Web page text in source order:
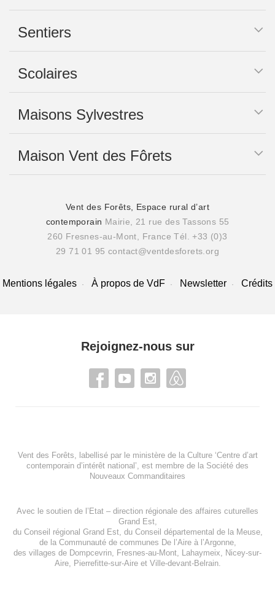
Sentiers
Scolaires
Maisons Sylvestres
Maison Vent des Fôrets
Vent des Forêts, Espace rural d’art
contemporain Mairie, 21 rue des Tassons 55
260 Fresnes-au-Mont, France Tél. +33 (0)3
29 71 01 95 contact@ventdesforets.org
Mentions légales À propos de VdF Newsletter Crédits
Rejoignez-nous sur
Vent des Forêts, labellisé par le ministère de la Culture ‘Centre d’art
contemporain d’intérêt national’, est membre de la Société des
Nouveaux Commanditaires
Avec le soutien de l’ Etat – direction régionale des affaires cuturelles
Grand Est,
du Conseil régional Grand Est, du Conseil départemental de la Meuse,
de la Communauté de communes De l’Aire à l’Argonne,
des villages de Dompcevrin, Fresnes-au-Mont, Lahaymeix, Nicey-sur-
Aire, Pierrefitte-sur-Aireet Ville-devant-Belrain.